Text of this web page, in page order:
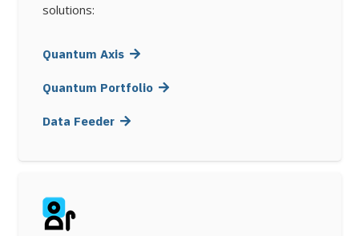
solutions:
Quantum Axis
Quantum Portfolio
Data Feeder